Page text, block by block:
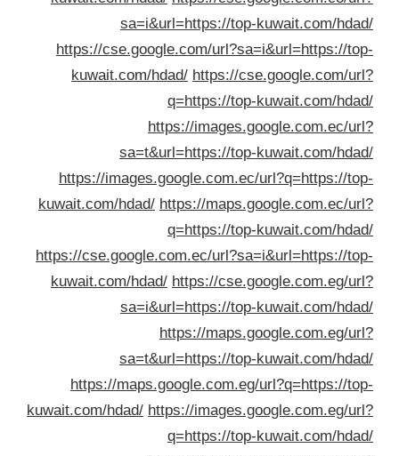
sa=i&url=https://top-kuwait.com/
https://cse.google.com/url?sa=i&url=https://
kuwait.com/hdad/ https://cse.google.com/
q=https://top-kuwait.com/
https://images.google.com.ec/
sa=t&url=https://top-kuwait.com/
https://images.google.com.ec/url?q=https://
kuwait.com/hdad/ https://maps.google.com.ec/
q=https://top-kuwait.com/
https://cse.google.com.ec/url?sa=i&url=https://
kuwait.com/hdad/ https://cse.google.com.eg/
sa=i&url=https://top-kuwait.com/
https://maps.google.com.eg/
sa=t&url=https://top-kuwait.com/
https://maps.google.com.eg/url?q=https://
kuwait.com/hdad/ https://images.google.com.eg/
q=https://top-kuwait.com/